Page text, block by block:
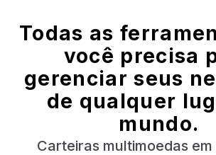
Todas as
você precisa
gerenciar seus
de qualquer
mundo.
Carteiras multimoedas